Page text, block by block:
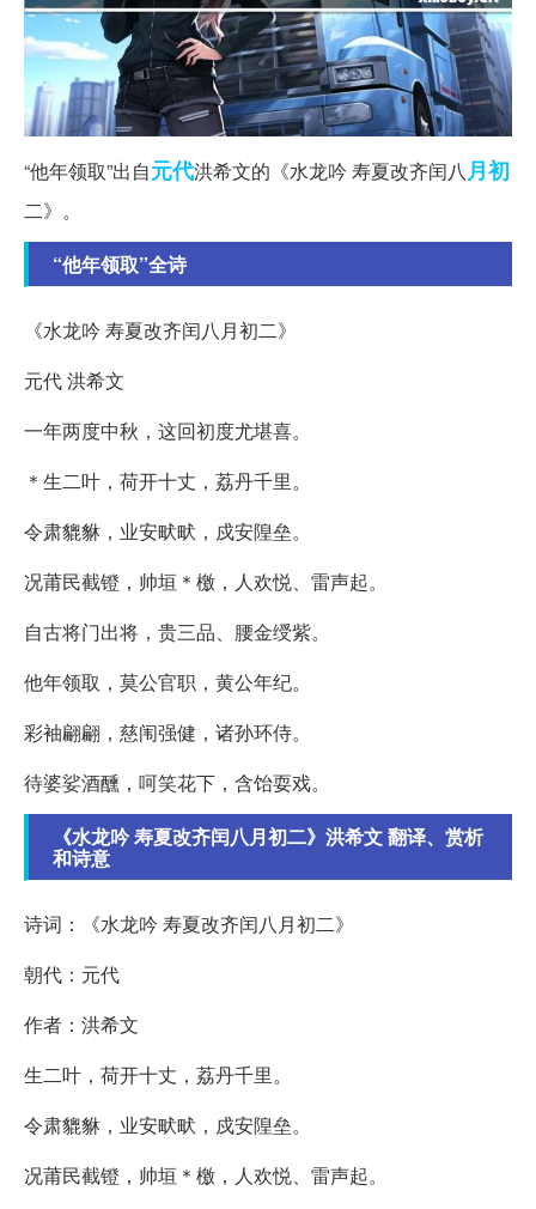
“他年领取”出自元代洪希文的《水龙吟 寿夏改齐闰八月初
二》。
“他年领取”全诗
《水龙吟 寿夏改齐闰八月初二》
元代 洪希文
一年两度中秋，这回初度尤堪喜。
＊生二叶，荷开十丈，荔丹千里。
令肃貔貅，业安畎畎，戍安隍垒。
况莆民截镫，帅垣＊檄，人欢悦、雷声起。
自古将门出将，贵三品、腰金绶紫。
他年领取，莫公官职，黄公年纪。
彩袖翩翩，慈闱强健，诸孙环侍。
待婆娑酒醺，呵笑花下，含饴耍戏。
《水龙吟 寿夏改齐闰八月初二》洪希文 翻译、赏析
和诗意
诗词：《水龙吟 寿夏改齐闰八月初二》
朝代：元代
作者：洪希文
生二叶，荷开十丈，荔丹千里。
令肃貔貅，业安畎畎，戍安隍垒。
况莆民截镫，帅垣＊檄，人欢悦、雷声起。